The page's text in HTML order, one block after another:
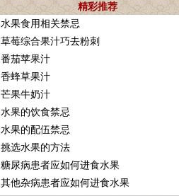
精彩推荐
水果食用相关禁忌
草莓综合果汁巧去粉刺
番茄苹果汁
香蜂草果汁
芒果牛奶汁
水果的饮食禁忌
水果的配伍禁忌
挑选水果的方法
糖尿病患者应如何进食水果
其他杂病患者应如何进食水果